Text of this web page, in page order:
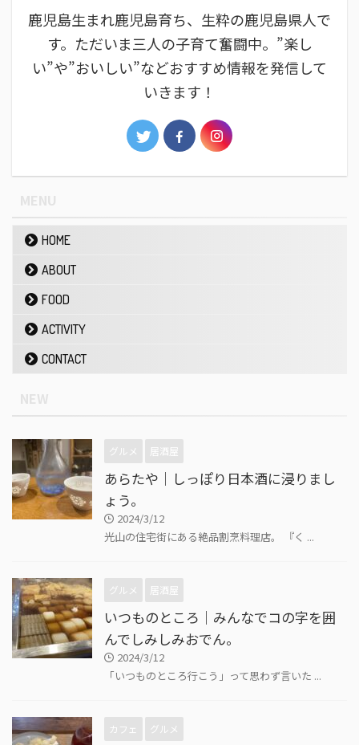
鹿児島生まれ鹿児島育ち、生粋の鹿児島県人で
す。ただいま三人の子育て奮闘中。”楽し
い”や”おいしい”などおすすめ情報を発信して
いきます！
HOME
ABOUT
FOOD
ACTIVITY
CONTACT
グルメ 居酒屋
あらたや｜しっぽり日本酒に浸りまし
ょう。
2024/3/12
光山の住宅街にある絶品割烹料理店。 『く ...
グルメ 居酒屋
いつものところ｜みんなでコの字を囲
んでしみしみおでん。
2024/3/12
「いつものところ行こう」って思わず言いた ...
カフェ グルメ